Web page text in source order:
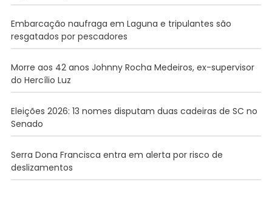
Embarcação naufraga em Laguna e tripulantes são
resgatados por pescadores
Morre aos 42 anos Johnny Rocha Medeiros, ex-supervisor
do Hercílio Luz
Eleições 2026: 13 nomes disputam duas cadeiras de SC no
Senado
Serra Dona Francisca entra em alerta por risco de
deslizamentos